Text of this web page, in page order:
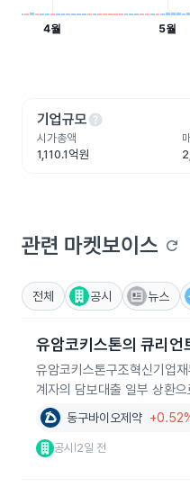
기업규모help
시가총액
1,110.1억원
관련 마켓보이스 refresh
전체 공시 뉴스
유암코키스톤의 큐리언
유암코키스톤구조혁신기업
계자의 담보대출 일부 상환
동구바이오제약
공시 2일 전